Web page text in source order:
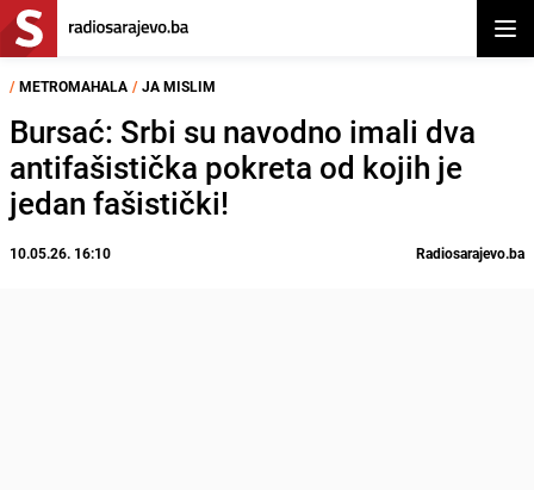
/ METROMAHALA / JA MISLIM
Bursać: Srbi su navodno imali dva
antifašistička pokreta od kojih je
jedan fašistički!
10.05.26. 16:10 Radiosarajevo.ba